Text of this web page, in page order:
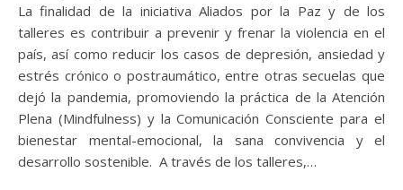
La finalidad de la iniciativa Aliados por la Paz y de los
talleres es contribuir a prevenir y frenar la violencia en el
país, así como reducir los casos de depresión, ansiedad y
estrés crónico o postraumático, entre otras secuelas que
dejó la pandemia, promoviendo la práctica de la Atención
Plena (Mindfulness) y la Comunicación Consciente para el
bienestar mental-emocional, la sana convivencia y el
desarrollo sostenible. A través de los talleres,…